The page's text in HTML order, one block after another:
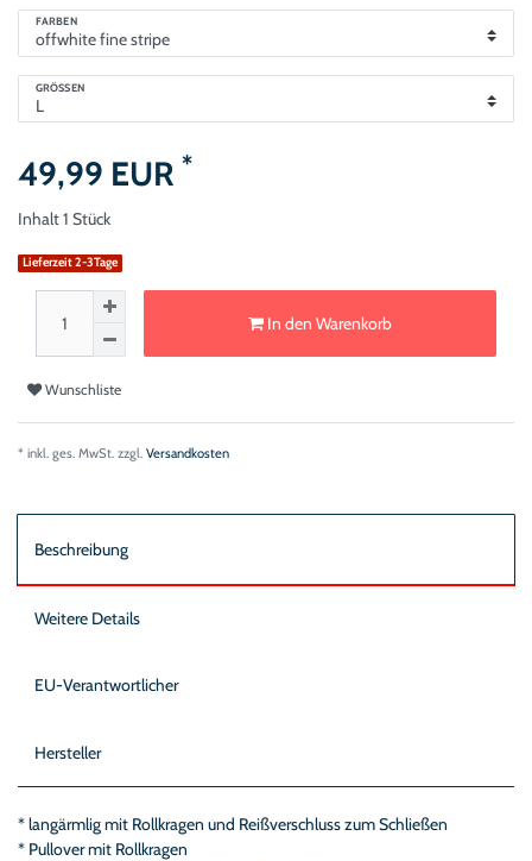
FARBEN
GRÖSSEN
49,99 EUR *
Inhalt1 Stück
Lieferzeit 2-3Tage
In den Warenkorb
Wunschliste
* inkl. ges. MwSt. zzgl. Versandkosten
Beschreibung
Weitere Details
EU-Verantwortlicher
Hersteller
* langärmlig mit Rollkragen und Reißverschluss zum Schließen
* Pullover mit Rollkragen